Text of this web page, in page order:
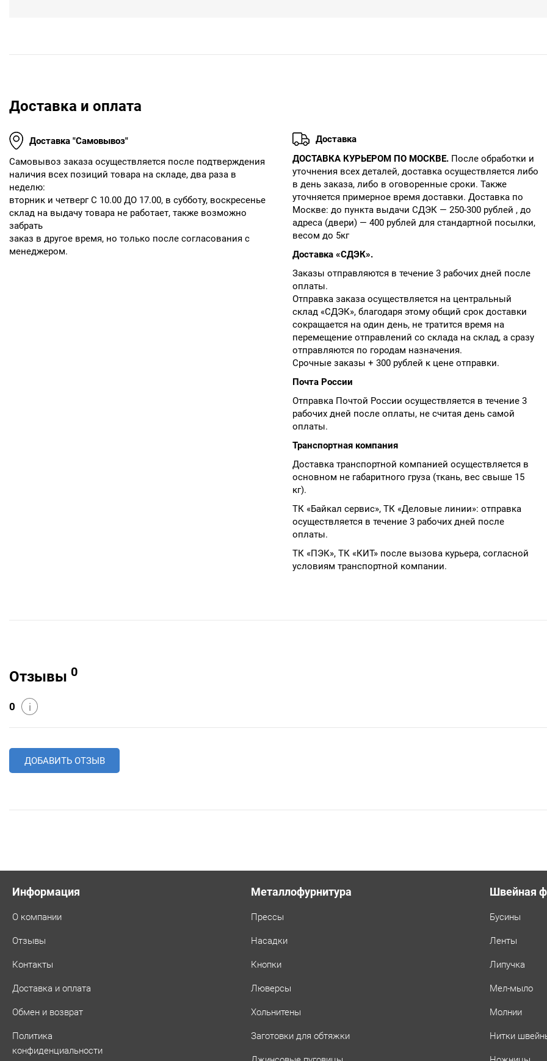
Доставка и оплата
Доставка "Самовывоз"
Cамовывоз заказа осуществляется после подтверждения
наличия всех позиций товара на складе, два раза в
неделю:
вторник и четверг С 10.00 ДО 17.00, в субботу, воскресенье
склад на выдачу товара не работает, также возможно
забрать
заказ в другое время, но только после согласования с
менеджером.
Доставка
ДОСТАВКА КУРЬЕРОМ ПО МОСКВЕ.После обработки и
уточнения всех деталей, доставка осуществляется либо
в день заказа, либо в оговоренные сроки. Также
уточняется примерное время доставки. Доставка по
Москве: до пункта выдачи СДЭК — 250-300 рублей , до
адреса (двери) — 400 рублей для стандартной посылки,
весом до 5кг
Доставка «СДЭК».
Заказы отправляются в течение 3 рабочих дней после
оплаты.
Отправка заказа осуществляется на центральный
склад «СДЭК», благодаря этому общий срок доставки
сокращается на один день, не тратится время на
перемещение отправлений со склада на склад, а сразу
отправляются по городам назначения.
Срочные заказы + 300 рублей к цене отправки.
Почта России
Отправка Почтой России осуществляется в течение 3
рабочих дней после оплаты, не считая день самой
оплаты.
Транспортная компания
Доставка транспортной компанией осуществляется в
основном не габаритного груза (ткань, вес свыше 15
кг).
ТК «Байкал сервис», ТК «Деловые линии»: отправка
осуществляется в течение 3 рабочих дней после
оплаты.
ТК «ПЭК», ТК «КИТ» после вызова курьера, согласной
условиям транспортной компании.
Отзывы 0
0 i
ДОБАВИТЬ ОТЗЫВ
Информация
О компании
Отзывы
Контакты
Доставка и оплата
Обмен и возврат
Политика
конфиденциальности
Металлофурнитура
Прессы
Насадки
Кнопки
Люверсы
Хольнитены
Заготовки для обтяжки
Швейная
Бусины
Ленты
Липучка
Мел-мыло
Молнии
Нитки